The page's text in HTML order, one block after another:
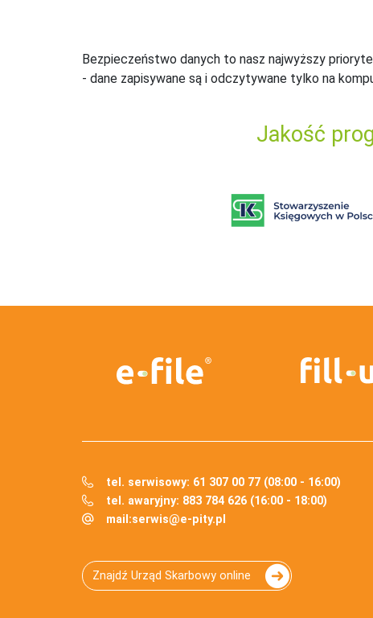
Bezpieczeństwo danych to nasz najwyższy
- dane zapisywane są i odczytywane tylko na
Jakość
tel. serwisowy: 61 307 00 77 (08:00 - 16:00)
tel. awaryjny: 883 784 626 (16:00 - 18:00)
mail:serwis@e-pity.pl
Znajdź Urząd Skarbowy online